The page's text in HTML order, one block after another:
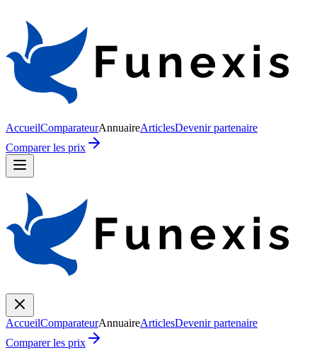
AccueilComparateurAnnuaireArticlesDevenir partenaire
Comparer les prix
AccueilComparateurAnnuaireArticlesDevenir partenaire
Comparer les prix